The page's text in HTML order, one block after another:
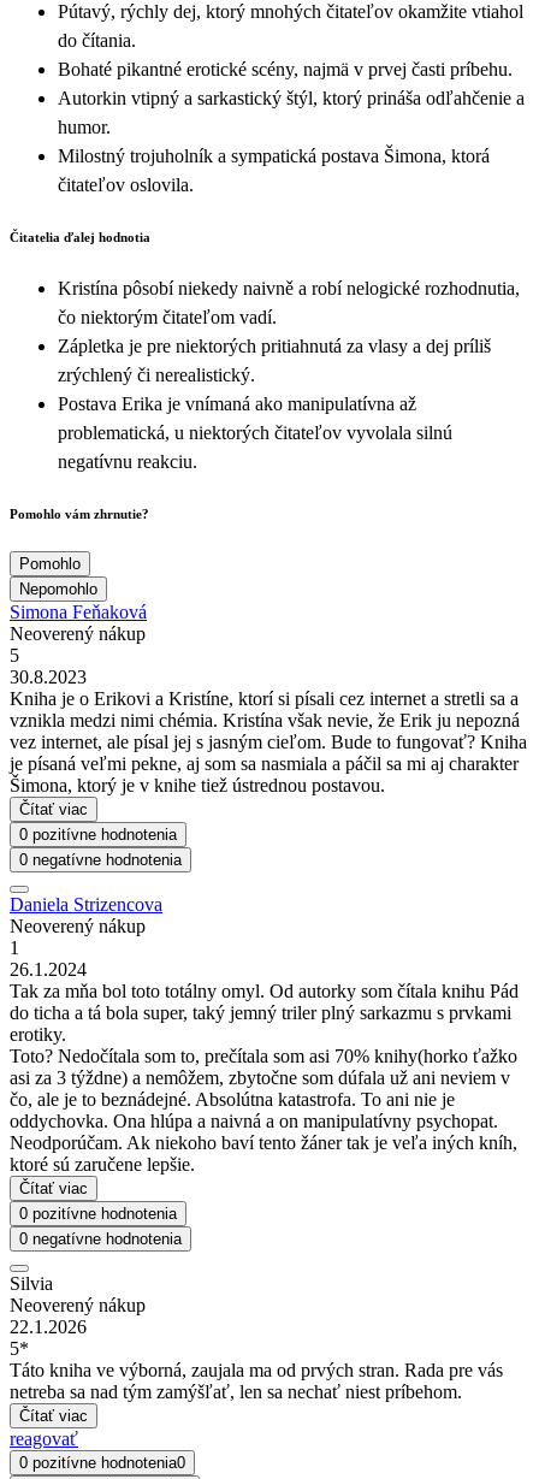
Pútavý, rýchly dej, ktorý mnohých čitateľov okamžite vtiahol
do čítania.
Bohaté pikantné erotické scény, najmä v prvej časti príbehu.
Autorkin vtipný a sarkastický štýl, ktorý prináša odľahčenie a
humor.
Milostný trojuholník a sympatická postava Šimona, ktorá
čitateľov oslovila.
Čitatelia ďalej hodnotia
Kristína pôsobí niekedy naivně a robí nelogické rozhodnutia,
čo niektorým čitateľom vadí.
Zápletka je pre niektorých pritiahnutá za vlasy a dej príliš
zrýchlený či nerealistický.
Postava Erika je vnímaná ako manipulatívna až
problematická, u niektorých čitateľov vyvolala silnú
negatívnu reakciu.
Pomohlo vám zhrnutie?
Pomohlo
Nepomohlo
Simona Feňaková
Neoverený nákup
5
30.8.2023
Kniha je o Erikovi a Kristíne, ktorí si písali cez internet a stretli sa a
vznikla medzi nimi chémia. Kristína však nevie, že Erik ju nepozná
vez internet, ale písal jej s jasným cieľom. Bude to fungovať? Kniha
je písaná veľmi pekne, aj som sa nasmiala a páčil sa mi aj charakter
Šimona, ktorý je v knihe tiež ústrednou postavou.
Čítať viac
0 pozitívne hodnotenia
0 negatívne hodnotenia
Daniela Strizencova
Neoverený nákup
1
26.1.2024
Tak za mňa bol toto totálny omyl. Od autorky som čítala knihu Pád
do ticha a tá bola super, taký jemný triler plný sarkazmu s prvkami
erotiky.
Toto? Nedočítala som to, prečítala som asi 70% knihy(horko ťažko
asi za 3 týždne) a nemôžem, zbytočne som dúfala už ani neviem v
čo, ale je to beznádejné. Absolútna katastrofa. To ani nie je
oddychovka. Ona hlúpa a naivná a on manipulatívny psychopat.
Neodporúčam. Ak niekoho baví tento žáner tak je veľa iných kníh,
ktoré sú zaručene lepšie.
Čítať viac
0 pozitívne hodnotenia
0 negatívne hodnotenia
Silvia
Neoverený nákup
22.1.2026
5*
Táto kniha ve výborná, zaujala ma od prvých stran. Rada pre vás
netreba sa nad tým zamýšľať, len sa nechať niest príbehom.
Čítať viac
reagovať
0 pozitívne hodnotenia0